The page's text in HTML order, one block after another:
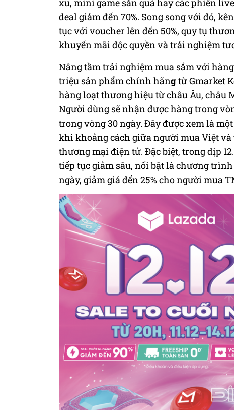
xu, mini game săn quà hay các phiên
deal giảm đến 70%. Song song với đó,
tục với voucher lên đến 50%, quy tụ
khuyến mãi độc quyền và trải nghiệm
Nâng tầm trải nghiệm mua sắm với
triệu sản phẩm chính hãngtừ Gmarket
hàng loạt thương hiệu từ châu Âu, châu
Người dùng sẽ nhận được hàng trong
trong vòng 30 ngày. Đây được xem là
khi khoảng cách giữa người mua Việt
thương mại điện tử. Đặc biệt, trong dịp
tiếp tục giảm sâu, nổi bật là chương
ngày, giảm giá đến 25% cho người mua